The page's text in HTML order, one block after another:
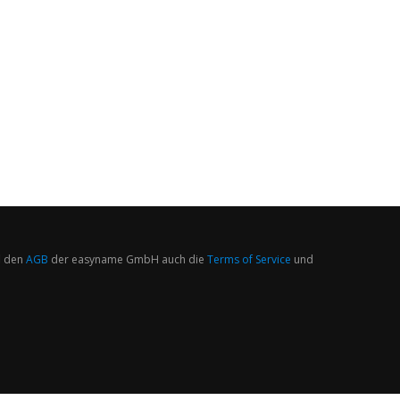
den AGB der easyname GmbH auch die Terms of Service und